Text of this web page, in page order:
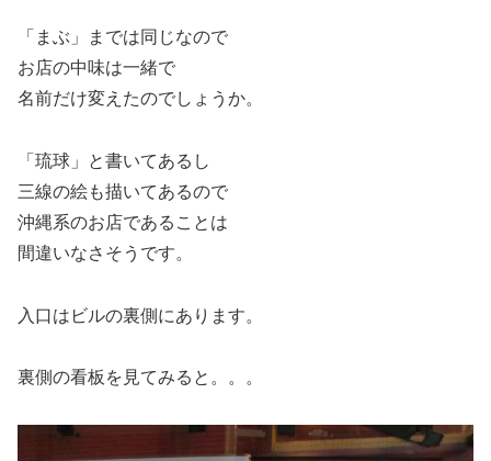
「まぶ」までは同じなので
お店の中味は一緒で
名前だけ変えたのでしょうか。
「琉球」と書いてあるし
三線の絵も描いてあるので
沖縄系のお店であることは
間違いなさそうです。
入口はビルの裏側にあります。
裏側の看板を見てみると。。。